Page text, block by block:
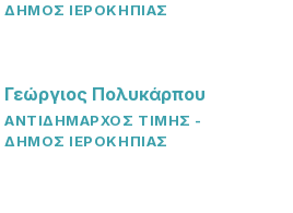
ΔΗΜΟΣ ΙΕΡΟΚΗΠΙΑΣ
Γεώργιος Πολυκάρπου
ΑΝΤΙΔΗΜΑΡΧΟΣ ΤΙΜΗΣ -
ΔΗΜΟΣ ΙΕΡΟΚΗΠΙΑΣ